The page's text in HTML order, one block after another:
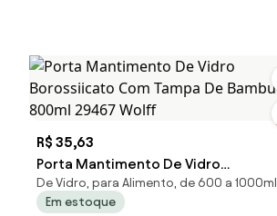
R$ 35,63
Porta Mantimento De Vidro
Borossiicato Com Tampa De Bambu
800ml 29467 Wolff
De Vidro, para Alimento, de 600 a 1000ml
Em estoque